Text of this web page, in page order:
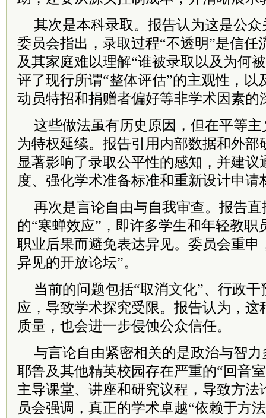
其次是本科录取。报告认为这是公
委员会指出，录取过程“不透明”是信任
及其家庭难以理解“谁被录取以及为何
评了现行所谓“整体评估”的主观性，以
动员特招和捐赠者偏好等非学术因素的
这些做法虽有历史原因，但在平等
为特权延续。报告引用内部数据和外部
显著影响了录取公平性的感知，并建议
度、强化学术准备标准和重新设计申请
再次是言论自由与自我审查。报告
的“寒蝉效应”，即许多学生和年轻教职
职业后果而避免表达异见。委员会重申
异见的开放论坛”。
当前的问题包括“取消文化”、行政
应，导致学术探究受限。报告认为，这
质量，也会进一步侵蚀公众信任。
与言论自由紧密相关的是政治与智
耶鲁及其他精英校园存在严重的“回音
主导课堂、讲座和研究议程，导致方法
员会强调，真正的学术卓越“依赖于方